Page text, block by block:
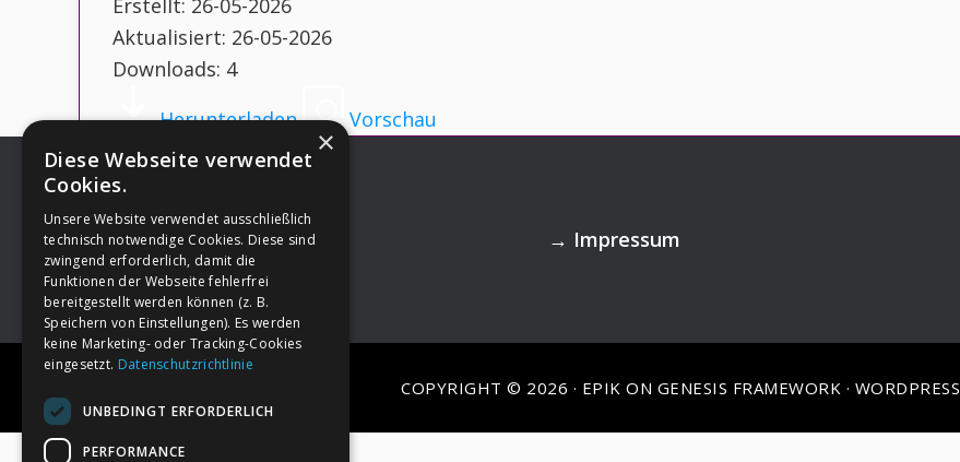
Erstellt: 26-05-2026
Aktualisiert: 26-05-2026
Downloads: 4
Herunterladen
Vorschau
Footer →Deine Spende → Impressum
COPYRIGHT © 2026 · EPIK ON GENESIS FRAMEWORK · WORDPRESS
×
Diese Webseite verwendet
Cookies.
Unsere Website verwendet ausschließlich
technisch notwendige Cookies. Diese sind
zwingend erforderlich, damit die
Funktionen der Webseite fehlerfrei
bereitgestellt werden können (z. B.
Speichern von Einstellungen). Es werden
keine Marketing- oder Tracking-Cookies
eingesetzt. Datenschutzrichtlinie
UNBEDINGT ERFORDERLICH
PERFORMANCE